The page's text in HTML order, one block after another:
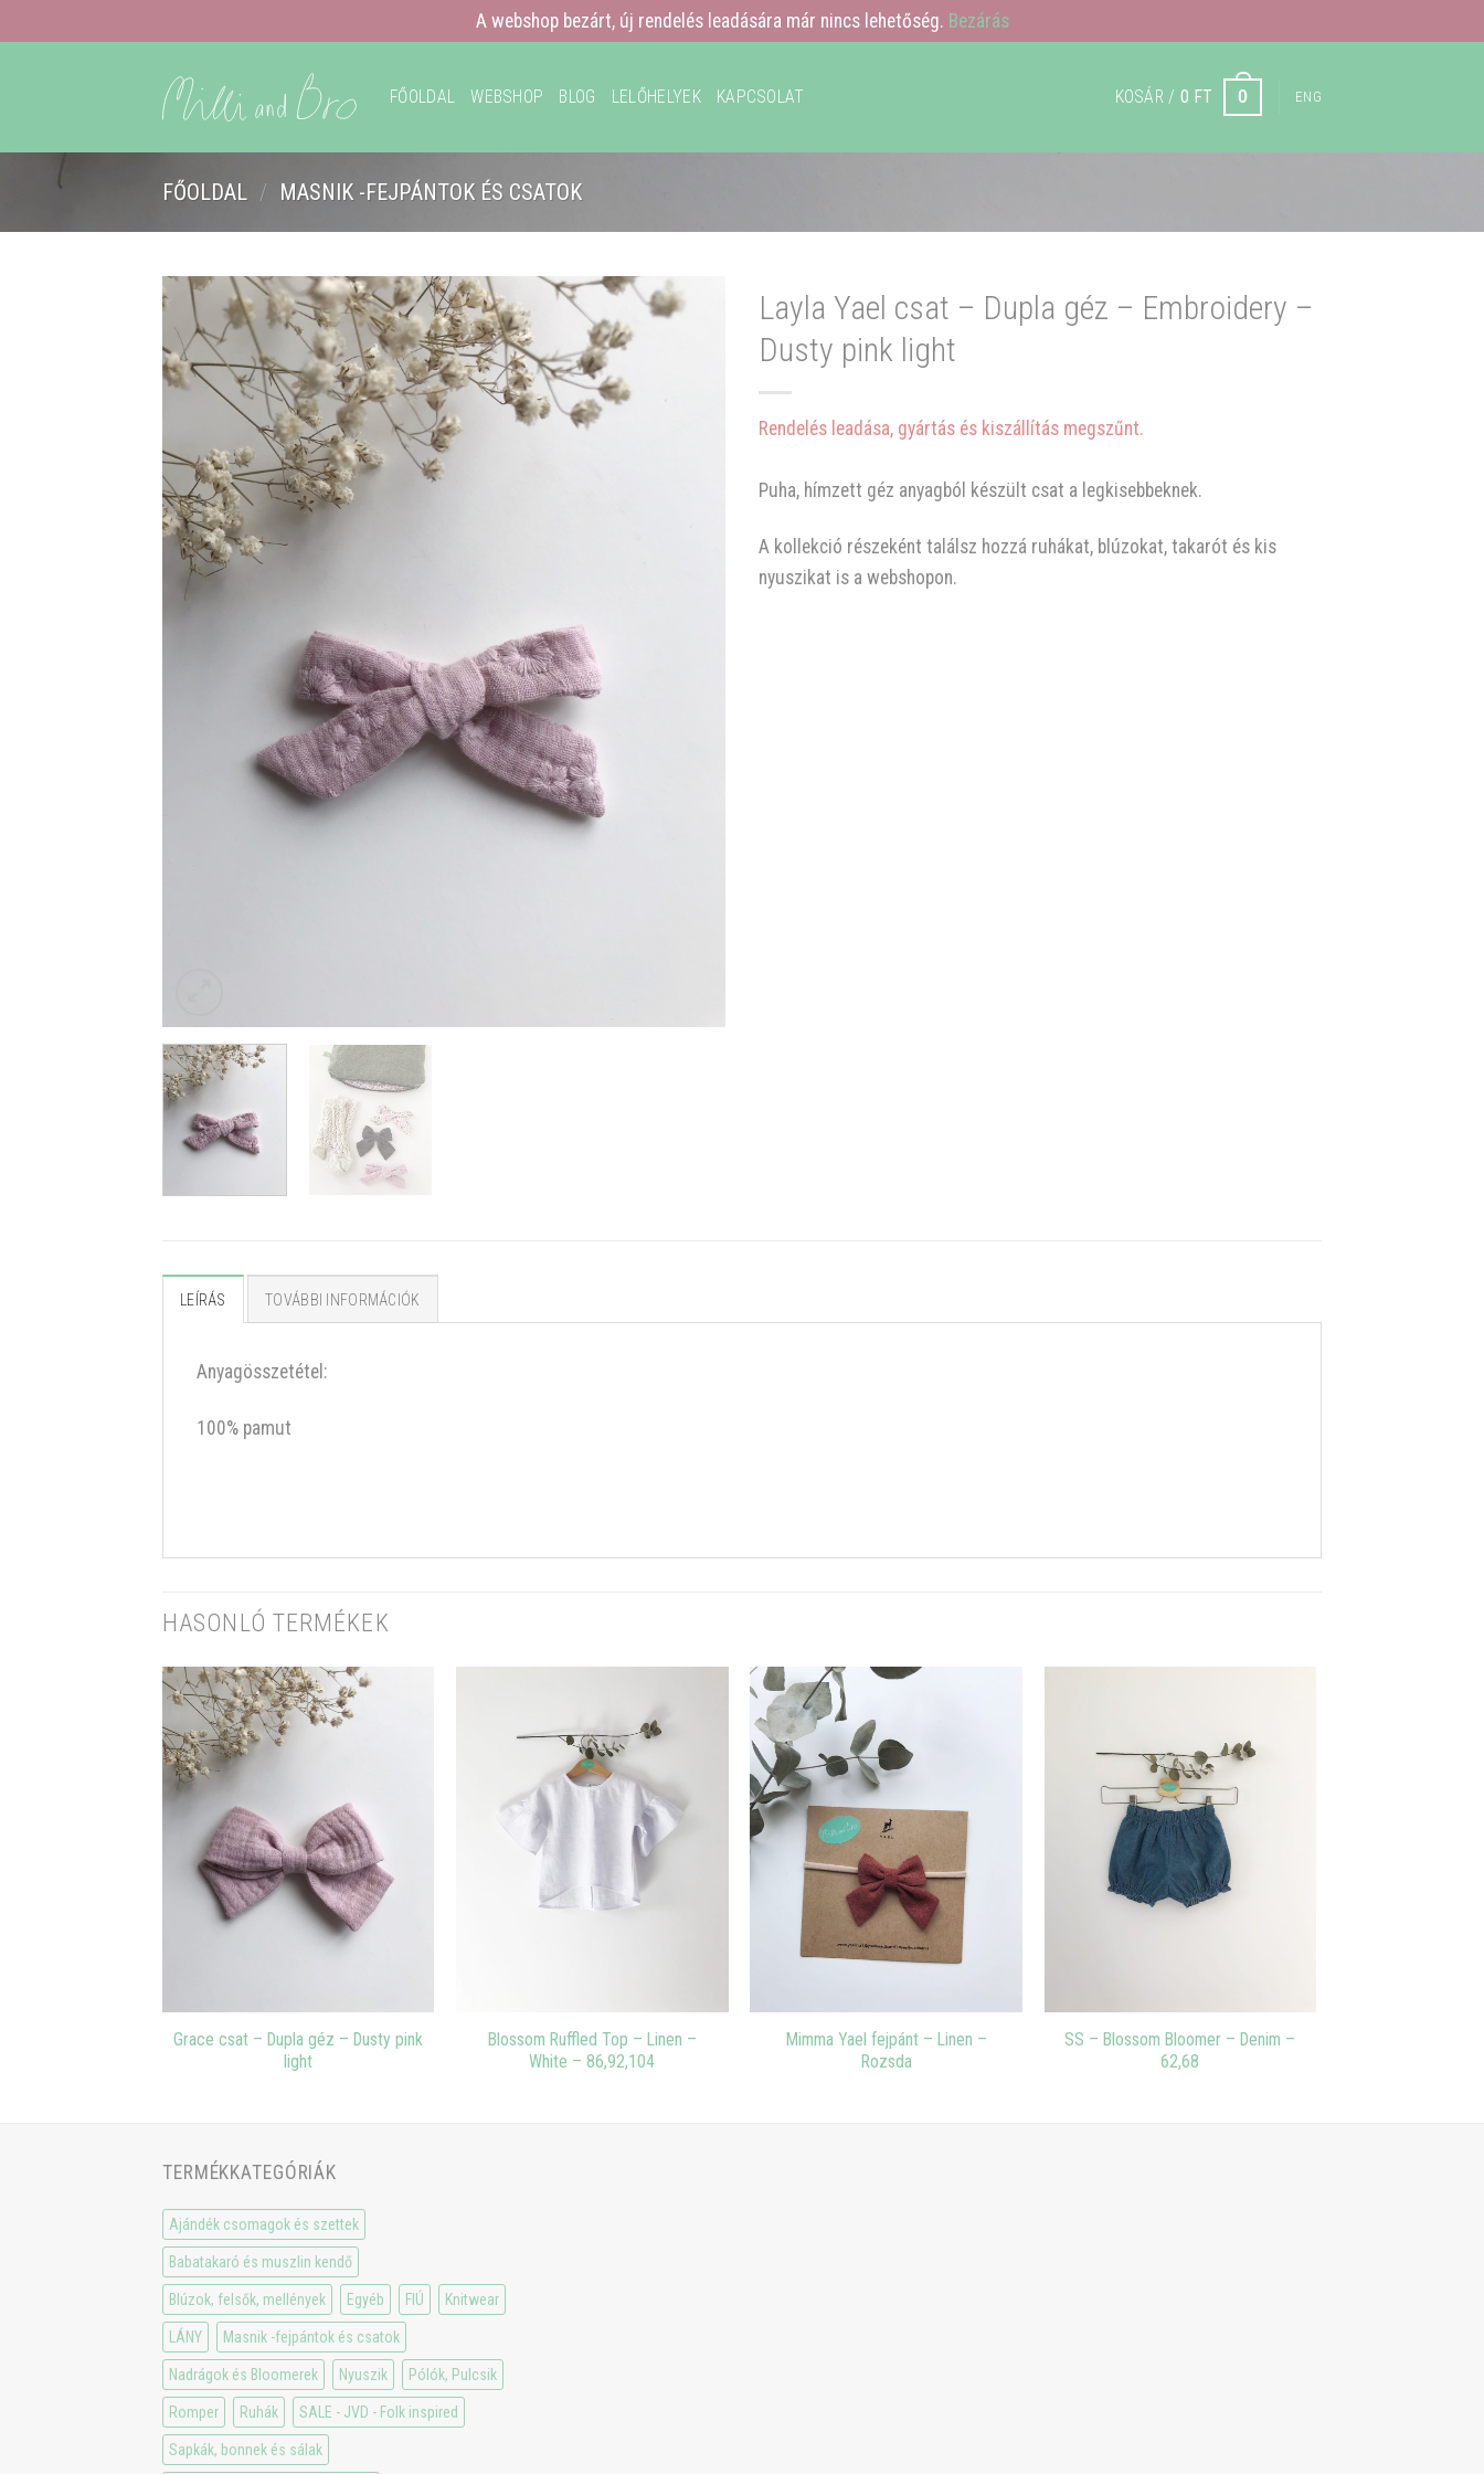
A webshop bezárt, új rendelés leadására már nincs lehetőség. Bezárás
FŐOLDAL WEBSHOP BLOG LELŐHELYEK KAPCSOLAT KOSÁR /0 FT 0 ENG
FŐOLDAL / MASNIK -FEJPÁNTOK ÉS CSATOK
Layla Yael csat – Dupla géz – Embroidery –
Dusty pink light
Rendelés leadása, gyártás és kiszállítás megszűnt.
Puha, hímzett géz anyagból készült csat a legkisebbeknek.
A kollekció részeként találsz hozzá ruhákat, blúzokat, takarót és kis
nyuszikat is a webshopon.
LEÍRÁS TOVÁBBI INFORMÁCIÓK
Anyagösszetétel:
100% pamut
HASONLÓ TERMÉKEK
Grace csat – Dupla géz – Dusty pink
light
Blossom Ruffled Top – Linen –
White – 86,92,104
Mimma Yael fejpánt – Linen –
Rozsda
SS – Blossom Bloomer – Denim –
62,68
TERMÉKKATEGÓRIÁK
Ajándék csomagok és szettek
Babatakaró és muszlin kendő
Blúzok, felsők, mellények Egyéb FIÚ Knitwear
LÁNY Masnik -fejpántok és csatok
Nadrágok és Bloomerek Nyuszik Pólók, Pulcsik
Romper Ruhák SALE - JVD - Folk inspired
Sapkák, bonnek és sálak